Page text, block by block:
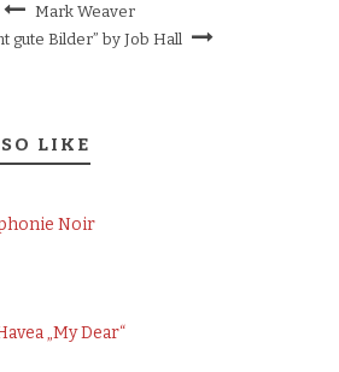
Mark Weaver
gute Bilder” by Job Hall
LIKE
Noir
„My Dear“